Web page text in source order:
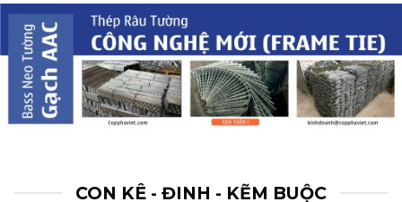
CON KÊ - ĐINH - KẼM BUỘC